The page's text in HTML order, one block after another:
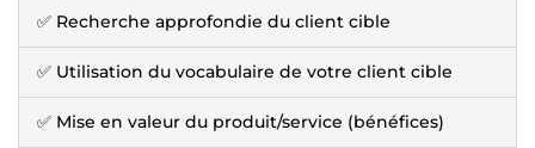
✅ Recherche approfondie du client cible
✅ Utilisation du vocabulaire de votre client cible
✅ Mise en valeur du produit/service (bénéfices)